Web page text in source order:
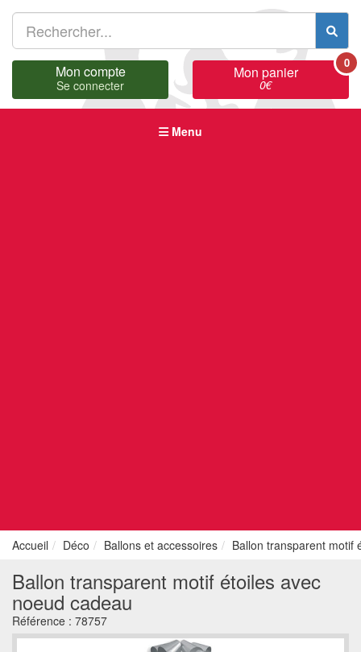
Mon compte
Se connecter
Mon panier
0€
0
Menu
Accueil Déco Ballons et accessoires Ballon transparent motif
Ballon transparent motif étoiles avec
noeud cadeau
Référence : 78757